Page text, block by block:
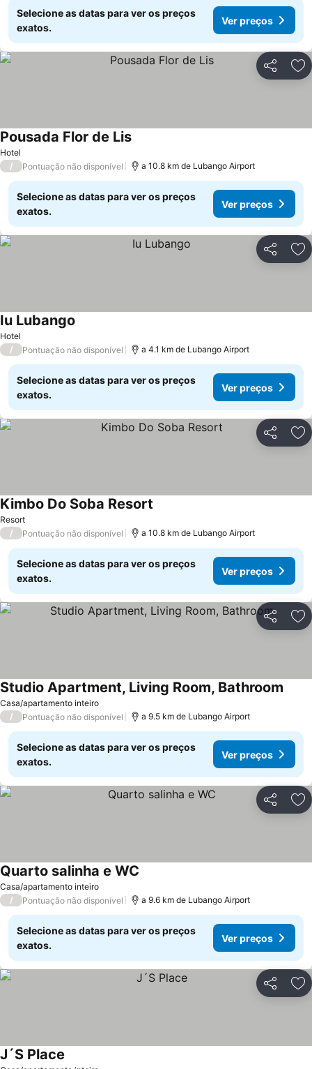
Selecione as datas para ver os preços
exatos.
Ver preços
Partilhar
Hotel
Pousada Flor de LisVer preços
/ Pontuação não disponível a 10.8 km de Lubango Airport
Selecione as datas para ver os preços
exatos.
Ver preços
Partilhar
Hotel
Iu Lubango
/ Pontuação não disponível a 4.1 km de Lubango Airport
Selecione as datas para ver os preços
exatos.
Ver preços
Partilhar
Resort
Kimbo Do Soba Resort
/ Pontuação não disponível a 10.8 km de Lubango Airport
Selecione as datas para ver os preços
exatos.
Ver preços
Partilhar
Casa/apartamento inteiro
Studio Apartment, Living Room, Bathroom
/ Pontuação não disponível a 9.5 km de Lubango Airport
Selecione as datas para ver os preços
exatos.
Ver preços
Partilhar
Casa/apartamento inteiro
Quarto salinha e WC
/ Pontuação não disponível a 9.6 km de Lubango Airport
Selecione as datas para ver os preços
exatos.
Ver preços
Partilhar
J´S Place